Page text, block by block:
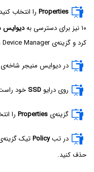
Properties را انتخاب
۱۰ نیز برای دسترسی به
دیوایس
کرد و گزینه‌ی Device Manager‌ را مستقیماً انتخاب کرد.
در دیوایس منیجر شاخه‌ی
روی درایوSSD خود
گزینه‌ی Properties را
در تبPolicyتیک
حذف کنید.